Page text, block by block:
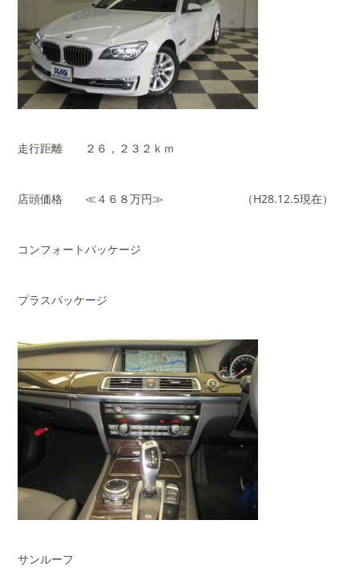
走行距離 ２６，２３２ｋｍ
店頭価格 ≪４６８万円≫ （H28.12.5現在）
コンフォートパッケージ
プラスパッケージ
サンルーフ